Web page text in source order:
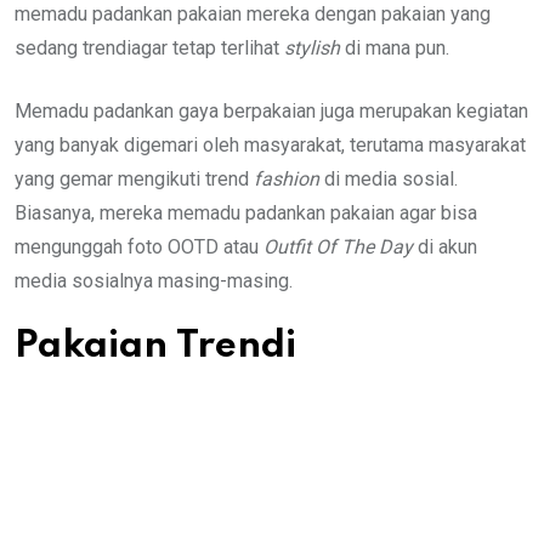
memadu padankan pakaian mereka dengan pakaian yang
sedang trendiagar tetap terlihat stylishdi mana pun.
Memadu padankan gaya berpakaian juga merupakan kegiatan
yang banyak digemari oleh masyarakat, terutama masyarakat
yang gemar mengikuti trend fashiondi media sosial.
Biasanya, mereka memadu padankan pakaian agar bisa
mengunggah foto OOTD atau Outfit Of The Daydi akun
media sosialnya masing-masing.
Pakaian Trendi